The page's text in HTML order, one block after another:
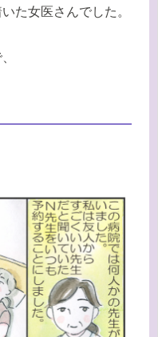
た女医さんでした。